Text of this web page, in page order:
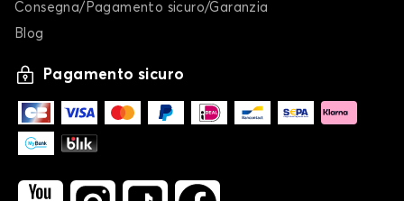
Consegna/Pagamento sicuro/Garanzia
Blog
Pagamento sicuro